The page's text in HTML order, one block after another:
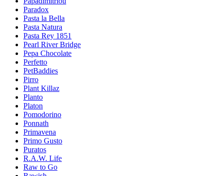
Paradox
Pasta la Bella
Pasta Natura
Pasta Rey 1851
Pearl River Bridge
Pepa Chocolate
Perfetto
PetBaddies
Pirro
Plant Killaz
Planto
Platon
Pomodorino
Ponnath
Primavena
Primo Gusto
Puratos
R.A.W. Life
Raw to Go